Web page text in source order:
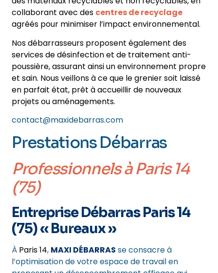
collaborant avec des centres de recyclage
agréés pour minimiser l’impact environnemental.
Nos débarrasseurs proposent également des
services de désinfection et de traitement anti-
poussière, assurant ainsi un environnement propre
et sain. Nous veillons à ce que le grenier soit laissé
en parfait état, prêt à accueillir de nouveaux
projets ou aménagements.
contact@maxidebarras.com
Prestations Débarras
Professionnelsà Paris 14
(75)
Entreprise Débarras Paris 14
(75) « Bureaux »
À Paris 14, MAXI DÉBARRAS se consacre à
l’optimisation de votre espace de travail en